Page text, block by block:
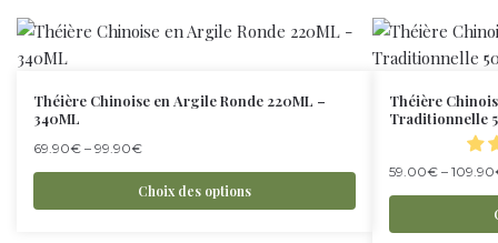
Théière Chinoise en Argile Ronde 220ML –
340ML
69.90€ – 99.90€
Choix des options
Théière
Traditionnelle
59.00€ – 109.90